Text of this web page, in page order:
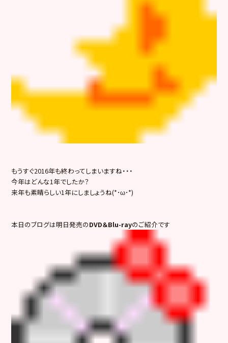
もうすぐ2016年も終わってしまいますね・・・
今年はどんな1年でしたか？
来年も素晴らしい1年にしましょうね(*･ω･*)
本日のブログは明日発売のDVD＆Blu-rayのご紹介です